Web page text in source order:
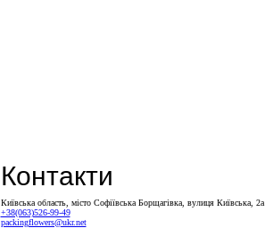
Контакти
Київська область, місто Софіївська Борщагівка, вулиця Київська, 2а
+38(063)526-99-49
packingflowers@ukr.net